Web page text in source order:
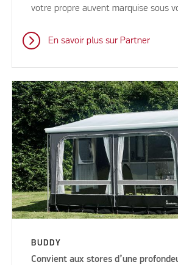
votre propre auvent marquise sous
En savoir plus sur Partner
BUDDY
Convient aux stores d’une